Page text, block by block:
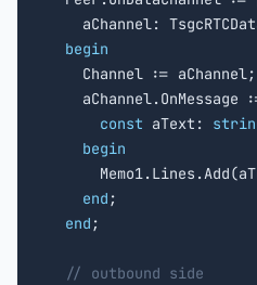
aChannel:
begin
    Channel := aChannel;
aChannel.OnMessage
const aText:
begin
end ;
end ;
// outbound side